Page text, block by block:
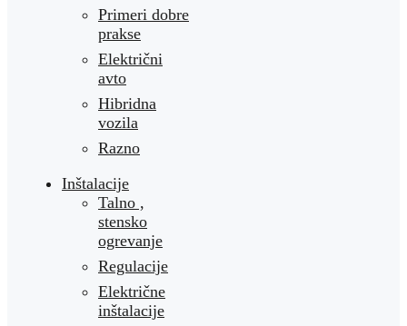
Primeri dobre
prakse
Električni
avto
Hibridna
vozila
Razno
Inštalacije
Talno ,
stensko
ogrevanje
Regulacije
Električne
inštalacije